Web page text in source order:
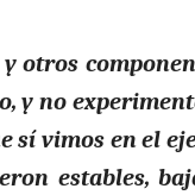
otros
, y no
vimos en el
estables,